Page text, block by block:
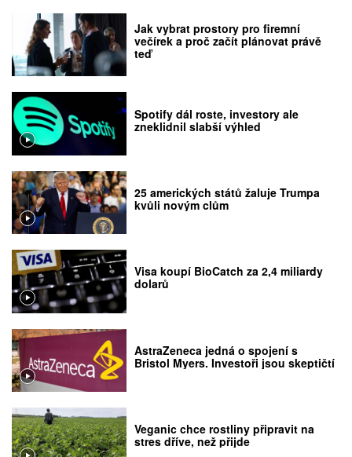
Jak vybrat prostory pro firemní
večírek a proč začít plánovat právě
teď
Spotify dál roste, investory ale
zneklidnil slabší výhled
25 amerických států žaluje Trumpa
kvůli novým clům
Visa koupí BioCatch za 2,4 miliardy
dolarů
AstraZeneca jedná o spojení s
Bristol Myers. Investoři jsou skeptičtí
Veganic chce rostliny připravit na
stres dříve, než přijde